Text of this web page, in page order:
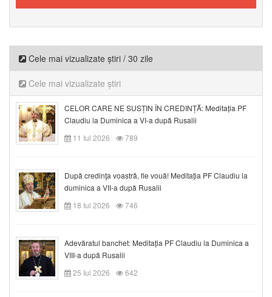
Cele mai vizualizate știri / 30 zile
Cele mai vizualizate știri
CELOR CARE NE SUSȚIN ÎN CREDINȚĂ: Meditația PF
Claudiu la Duminica a VI-a după Rusalii
11 Iul 2026
789
După credinţa voastră, fie vouă! Meditația PF Claudiu la
duminica a VII-a după Rusalii
18 Iul 2026
746
Adevăratul banchet: Meditația PF Claudiu la Duminica a
VIII-a după Rusalii
25 Iul 2026
642